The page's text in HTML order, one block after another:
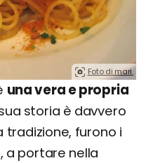
Foto di mari.
una vera e propria
storia è davvero
tradizione, furono i
a portare nella